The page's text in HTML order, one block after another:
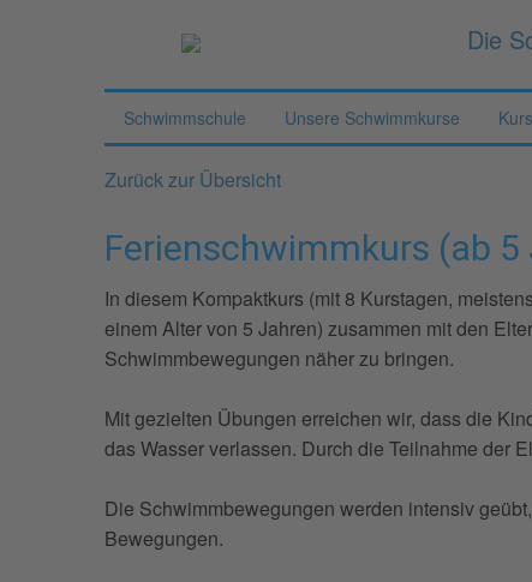
Die
Schwimmschule Unsere Schwimmkurse
Zurück zur Übersicht
Ferienschwimmkurs (ab
In diesem Kompaktkurs (mit 8 Kurstagen,
einem Alter von 5 Jahren) zusammen mit den
Schwimmbewegungen näher zu bringen.
Mit gezielten Übungen erreichen wir, dass die
das Wasser verlassen. Durch die Teilnahme der
Die Schwimmbewegungen werden intensiv
Bewegungen.